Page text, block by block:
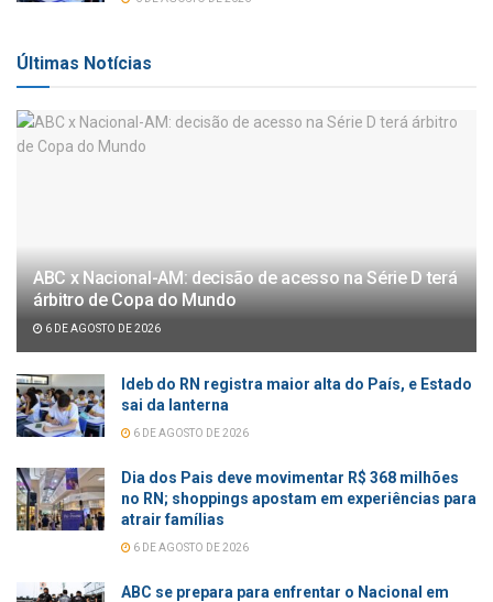
Últimas Notícias
ABC x Nacional-AM: decisão de acesso na Série D terá
árbitro de Copa do Mundo
6 DE AGOSTO DE 2026
Ideb do RN registra maior alta do País, e Estado
sai da lanterna
6 DE AGOSTO DE 2026
Dia dos Pais deve movimentar R$ 368 milhões
no RN; shoppings apostam em experiências para
atrair famílias
6 DE AGOSTO DE 2026
ABC se prepara para enfrentar o Nacional em